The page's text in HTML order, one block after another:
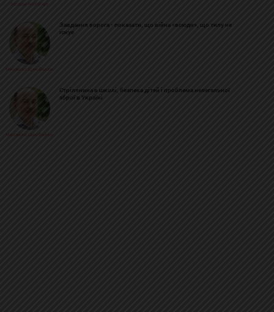
Богдан Козійчук
Михайло Цимбалюк
Завдання ворога - показати, що війна «всюди», що тилу не
існує
Михайло Цимбалюк
Стрілянина в школі, безпека дітей і проблема нелегальної
зброї в Україні